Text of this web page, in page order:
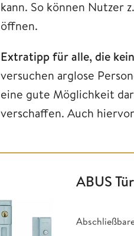
kann. So können Nutzer
öffnen.
Extratipp für alle, die
versuchen arglose
eine gute Möglichkeit
verschaffen. Auch
ABUS